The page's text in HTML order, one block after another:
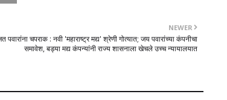
NEWER
पवारांना चपराक : नवी 'महाराष्ट्र मद्य' श्रेणी गोत्यात; जय पवारांच्या कंपनीचा
समावेश, बड्या मद्य कंपन्यांनी राज्य शासनाला खेचले उच्च न्यायालयात